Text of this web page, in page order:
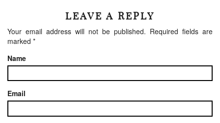
LEAVE A REPLY
Your email address will not be published. Required fields are
marked *
Name
Email